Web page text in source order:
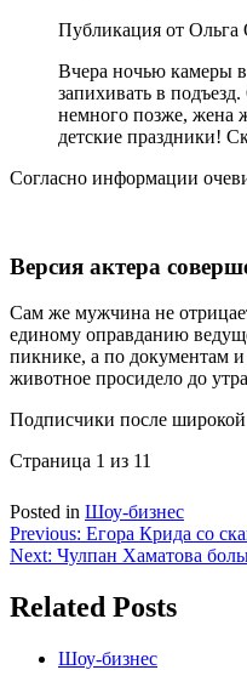
Публикация от Ольга
Вчера ночью камеры
запихивать в
немного позже, жена
детские праздники!
Согласно информации
Версия актера
Сам же мужчина не
единому оправданию
пикнике, а по документам и
животное просидело до
Подписчики после широкой
Страница 1 из 11
Posted in Шоу-бизнес
Навигация
по
записям
Previous: Егора Крида со
Next: Чулпан Хаматова
Related Posts
Шоу-бизнес